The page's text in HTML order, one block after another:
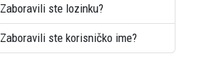
Zaboravili ste lozinku?
Zaboravili ste korisničko ime?